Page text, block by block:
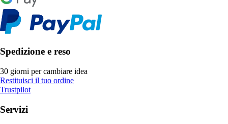
Spedizione e reso
30 giorni per cambiare idea
Restituisci il tuo ordine
Trustpilot
Servizi